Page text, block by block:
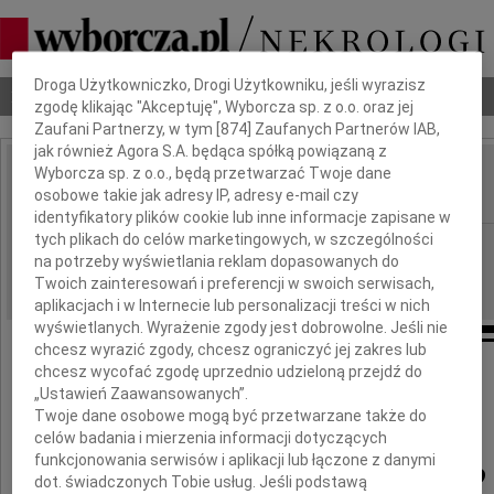
Nekrologi Odeszli Poradnik pogrzebowy
IMIĘ I NAZWISKO: Mikołaj Pisarski
REGION: Wrocław
DATA EMISJI: 02.03.2010
Z ogromnym smutkiem żegnamy
Mikołaja Pisarskiego
Dbamy o Twoją prywatność
Droga Użytkowniczko, Drogi Użytkowniku, jeśli wyrazisz
zgodę klikając "Akceptuję", Wyborcza sp. z o.o. oraz jej
Zaufani Partnerzy, w tym [874] Zaufanych Partnerów IAB,
jak również Agora S.A. będąca spółką powiązaną z
Wyborcza sp. z o.o., będą przetwarzać Twoje dane
osobowe takie jak adresy IP, adresy e-mail czy
identyfikatory plików cookie lub inne informacje zapisane w
tych plikach do celów marketingowych, w szczególności
na potrzeby wyświetlania reklam dopasowanych do
Twoich zainteresowań i preferencji w swoich serwisach,
aplikacjach i w Internecie lub personalizacji treści w nich
wyświetlanych. Wyrażenie zgody jest dobrowolne. Jeśli nie
chcesz wyrazić zgody, chcesz ograniczyć jej zakres lub
chcesz wycofać zgodę uprzednio udzieloną przejdź do
„Ustawień Zaawansowanych”.
Twoje dane osobowe mogą być przetwarzane także do
celów badania i mierzenia informacji dotyczących
funkcjonowania serwisów i aplikacji lub łączone z danymi
dot. świadczonych Tobie usług. Jeśli podstawą